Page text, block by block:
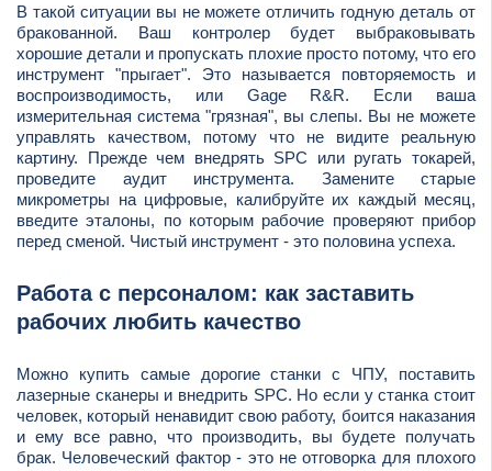
В такой ситуации вы не можете отличить годную деталь от
бракованной. Ваш контролер будет выбраковывать
хорошие детали и пропускать плохие просто потому, что его
инструмент "прыгает". Это называется повторяемость и
воспроизводимость, или Gage R&R. Если ваша
измерительная система "грязная", вы слепы. Вы не можете
управлять качеством, потому что не видите реальную
картину. Прежде чем внедрять SPC или ругать токарей,
проведите аудит инструмента. Замените старые
микрометры на цифровые, калибруйте их каждый месяц,
введите эталоны, по которым рабочие проверяют прибор
перед сменой. Чистый инструмент - это половина успеха.
Работа с персоналом: как заставить
рабочих любить качество
Можно купить самые дорогие станки с ЧПУ, поставить
лазерные сканеры и внедрить SPC. Но если у станка стоит
человек, который ненавидит свою работу, боится наказания
и ему все равно, что производить, вы будете получать
брак. Человеческий фактор - это не отговорка для плохого